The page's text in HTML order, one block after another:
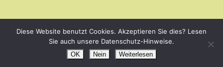
eBooks kostenlos downloaden als EPUB, AZW3 (Kindle) und PDF -
Märchen und Romane online im Volltext lesen
Diese Website benutzt Cookies. Akzeptieren Sie dies? Lesen
Sie auch unsere Datenschutz-Hinweise.
OK Nein Weiterlesen